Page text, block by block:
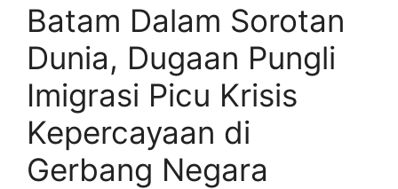
Batam Dalam Sorotan
Dunia, Dugaan Pungli
Imigrasi Picu Krisis
Kepercayaan di
Gerbang Negara